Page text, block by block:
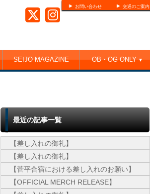
お問い合わせ 交通のご案内
SEIJO MAGAZINE OB・OG ONLY▼
最近の記事一覧
【差し入れの御礼】
【差し入れの御礼】
【菅平合宿における差し入れのお願い】
【OFFICIAL MERCH RELEASE】